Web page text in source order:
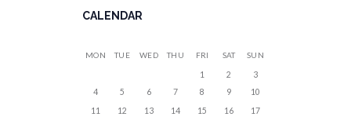
CALENDAR
MON TUE WED THU FRI SAT SUN
1 2
3
4
5 6 7 8 9
10
11
12 13 14 15 16
17